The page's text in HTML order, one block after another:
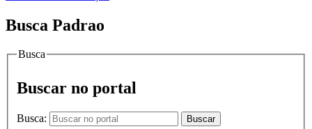
Busca Padrao
Busca
Buscar no portal
Busca: Buscar